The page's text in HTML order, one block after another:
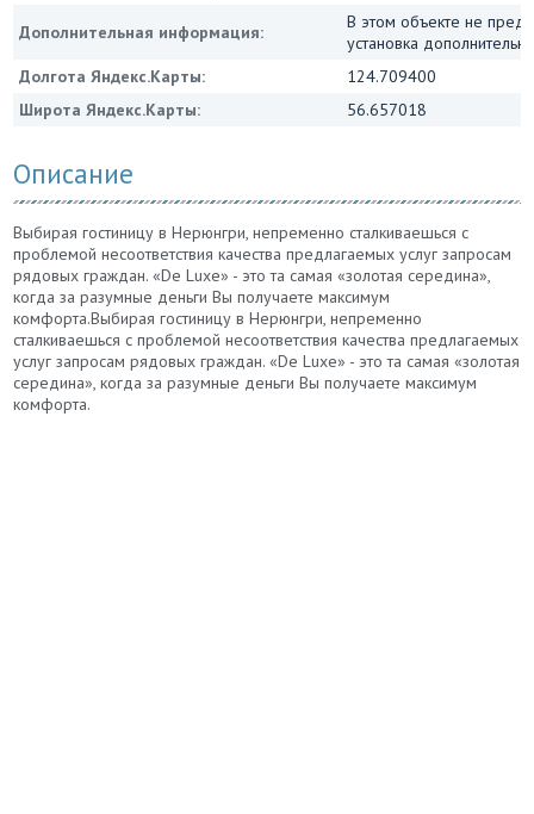
Дополнительная информация:
В этом объекте не
установка
Долгота Яндекс.Карты:
124.709400
Широта Яндекс.Карты:
56.657018
Описание
Выбирая гостиницу в Нерюнгри, непременно сталкиваешься с
проблемой несоответствия качества предлагаемых услуг запросам
рядовых граждан. «De Luxe» - это та самая «золотая середина»,
когда за разумные деньги Вы получаете максимум
комфорта.Выбирая гостиницу в Нерюнгри, непременно
сталкиваешься с проблемой несоответствия качества предлагаемых
услуг запросам рядовых граждан. «De Luxe» - это та самая «золотая
середина», когда за разумные деньги Вы получаете максимум
комфорта.